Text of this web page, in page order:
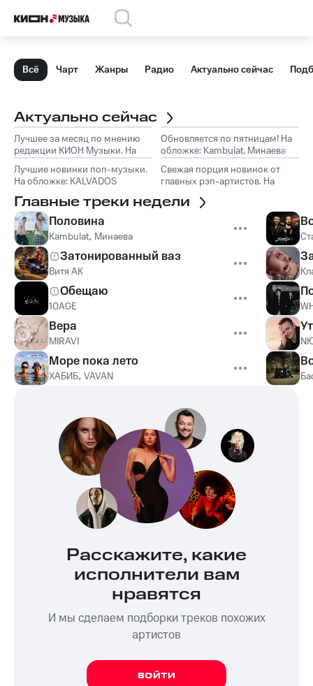
Всё Чарт Жанры Радио Актуально сейчас
Актуально сейчас
Лучшее за месяц по мнению
редакции КИОН Музыки. На
обложке: Marselle
Обновляется по пятницам! На
обложке: Kambulat, Минаева
Лучшие новинки поп-музыки.
На обложке: KALVADOS
Свежая порция новинок от
главных рэп-артистов. На
Главные треки недели
Половина
Kambulat, Минаева
Затонированный ваз
Витя АК
Обещаю
10AGE
Вера
MIRAVI
Море пока лето
ХАБИБ, VAVAN
Расскажите, какие
исполнители вам
нравятся
И мы сделаем подборки треков похожих
артистов
ВОЙТИ